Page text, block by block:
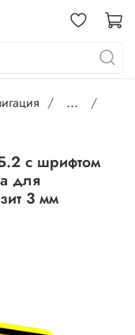
...
с шрифтом
для
3 мм